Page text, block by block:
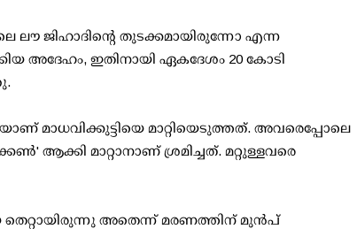
ലൗ ജിഹാദിന്റെ തുടക്കമായിരുന്നോ എന്ന
അദേഹം, ഇതിനായി ഏകദേശം 20 കോടി
മാധവിക്കുട്ടിയെ മാറ്റിയെടുത്തത്. അവരെപ്പോലെ
ആക്കി മാറ്റാനാണ് ശ്രമിച്ചത്. മറ്റുള്ളവരെ
തെറ്റായിരുന്നു അതെന്ന് മരണത്തിന് മുന്‍പ്